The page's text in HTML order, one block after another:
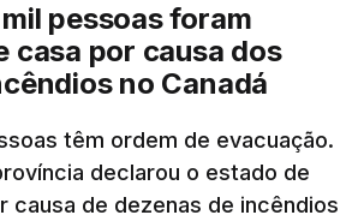
pessoas foram
casa por causa dos
no Canadá
têm ordem de evacuação.
declarou o estado de
causa de dezenas de incêndios